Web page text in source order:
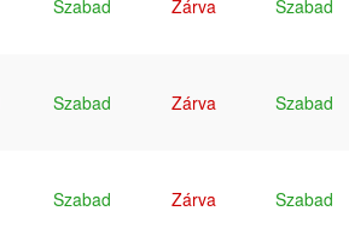
Szabad Zárva Szabad
Szabad Zárva Szabad
Szabad Zárva Szabad